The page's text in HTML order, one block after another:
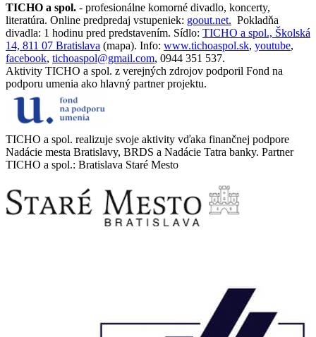
TICHO a spol. - profesionálne komorné divadlo, koncerty,
literatúra. Online predpredaj vstupeniek: goout.net. Pokladňa
divadla: 1 hodinu pred predstavením. Sídlo: TICHO a spol., Školská
14, 811 07 Bratislava (mapa). Info: www.tichoaspol.sk, youtube,
facebook, tichoaspol@gmail.com, 0944 351 537.
Aktivity TICHO a spol. z verejných zdrojov podporil Fond na
podporu umenia ako hlavný partner projektu.
TICHO a spol. realizuje svoje aktivity vďaka finančnej podpore
Nadácie mesta Bratislavy, BRDS a Nadácie Tatra banky. Partner
TICHO a spol.: Bratislava Staré Mesto